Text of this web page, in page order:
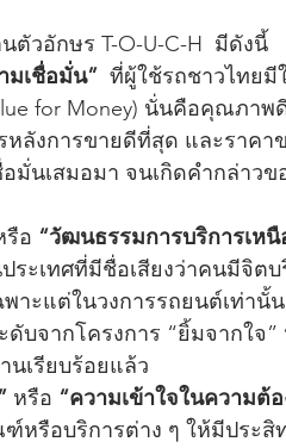
วอักษร T-O-U-C-H  มีดังนี้
มเชื่อมั่น” ที่ผู้ใช้รถชาวไทยมี
for Money) นั่นคือคุณภา
หลังการขายดีที่สุด และราค
มั่นเสมอมา จนเกิดคำกล่าวข
รือ “วัฒนธรรมการบริการเหนื
ระเทศที่มีชื่อเสียงว่าคนมีจิตบ
พาะแต่ในวงการรถยนต์เท่า
ดับจากโครงการ “ยิ้มจากใจ
นเรียบร้อยแล้ว
หรือ “ความเข้าใจในความต้
รือบริการต่าง ๆ ให้มีประสิ